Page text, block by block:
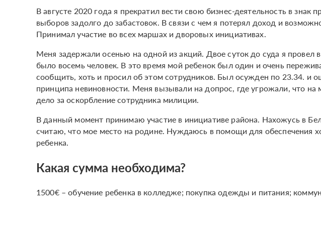
В августе 2020 года я прекратил вести свою бизнес-деятельность в знак
выборов задолго до забастовок. В связи с чем я потерял доход и
Принимал участие во всех маршах и дворовых инициативах.
Меня задержали осенью на одной из акций. Двое суток до суда я провел
было восемь человек. В это время мой ребенок был один и очень
сообщить, хоть и просил об этом сотрудников. Был осужден по 23.34. и
принципа невиновности. Меня вызывали на допрос, где угрожали, что на
дело за оскорбление сотрудника милиции.
В данный момент принимаю участие в инициативе района. Нахожусь в
считаю, что мое место на родине. Нуждаюсь в помощи для обеспечения
ребенка.
Какая сумма необходима?
1500€ – обучение ребенка в колледже; покупка одежды и питания;